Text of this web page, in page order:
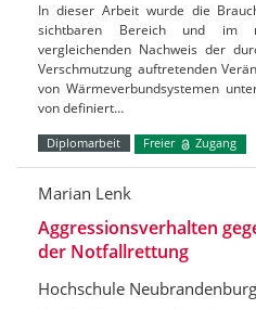
In dieser Arbeit wurde die
sichtbaren Bereich und im
vergleichenden Nachweis der
Verschmutzung auftretenden
von Wärmeverbundsystemen
von definiert…
Diplomarbeit Freier Zugang
Marian Lenk
Aggressionsverhalten
der Notfallrettung
Hochschule